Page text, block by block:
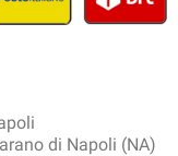
di Napoli (NA)